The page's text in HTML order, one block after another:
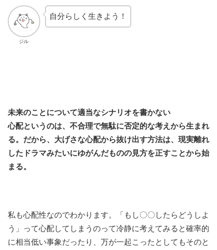
ジル
自分らしく生きよう！
未来のことについて適当なシナリオを書かない
心配というのは、不合理で無駄に否定的な考えから生まれ
る。だから、大げさな心配から抜け出す方法は、現実離れ
したドラマみたいにゆがんだものの見方を正すことから始
まる。
私も心配性なのでわかります。「もし〇〇したらどうしよ
う」って心配してしまうのって冷静に考えてみると確率的
に相当低い事象だったり、万が一起こったとしてもそのと